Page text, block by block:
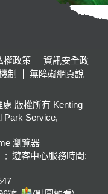
權政策
資訊安全政
制
無障礙網頁說
版權所有 Kenting
Park Service,
瀏覽器
; 遊客中心服務時間: